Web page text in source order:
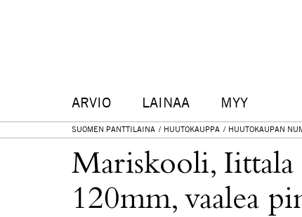
ARVIO LAINAA MYY
SUOMEN PANTTILAINA HUUTOKAUPPA HUUTOKAUPAN
Mariskooli,
120mm, vaalea